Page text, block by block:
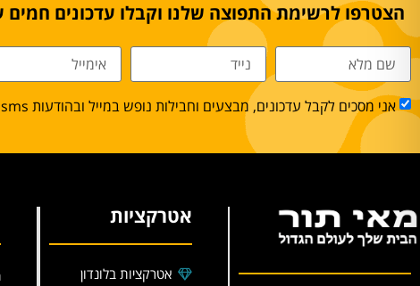
הצטרפו לרשימת התפוצה שלנו וקבלו עדכונים
אני מסכים לקבל עדכונים, מבצעים וחבילות נופש במייל ובהודעות sms.
אטרקציות
אטרקציות בלונדון